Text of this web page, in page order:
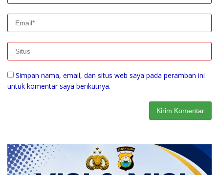
Simpan nama, email, dan situs web saya pada peramban ini
untuk komentar saya berikutnya.